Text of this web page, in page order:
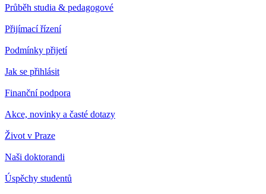
Průběh studia & pedagogové
Přijímací řízení
Podmínky přijetí
Jak se přihlásit
Finanční podpora
Akce, novinky a časté dotazy
Život v Praze
Naši doktorandi
Úspěchy studentů